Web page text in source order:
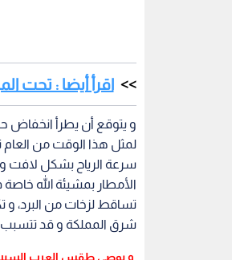
اقرأ أيضا : تحت
و يتوقع أن يطرأ انخفاض
لمثل هذا الوقت من العام
سرعة الرياح بشكل لافت
الأمطار بمشيئة الله
تساقط لزخات من البرد، و
شرق المملكة و قد تتسبب
و يوصى طقس العرب